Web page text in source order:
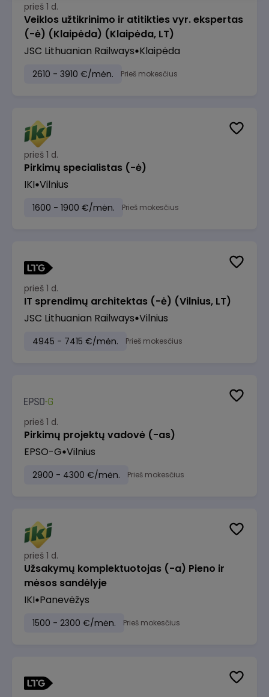
prieš 1 d.
Veiklos užtikrinimo ir atitikties vyr. ekspertas
(-ė) (Klaipėda) (Klaipėda, LT)
JSC Lithuanian Railways Klaipėda
2610 - 3910 €/mėn. Prieš mokesčius
prieš 1 d.
Pirkimų specialistas (-ė)
IKI Vilnius
1600 - 1900 €/mėn. Prieš mokesčius
prieš 1 d.
IT sprendimų architektas (-ė) (Vilnius, LT)
JSC Lithuanian Railways Vilnius
4945 - 7415 €/mėn. Prieš mokesčius
prieš 1 d.
Pirkimų projektų vadovė (-as)
EPSO-G Vilnius
2900 - 4300 €/mėn. Prieš mokesčius
prieš 1 d.
Užsakymų komplektuotojas (-a) Pieno ir
mėsos sandėlyje
IKI Panevėžys
1500 - 2300 €/mėn. Prieš mokesčius